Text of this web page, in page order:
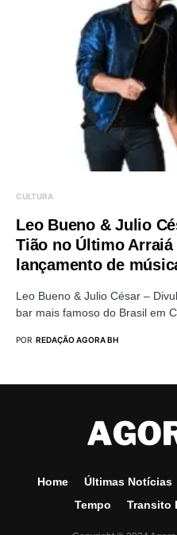
CULTURA
Leo Bueno & Julio
Tião no Último Arraiá
lançamento de
Leo Bueno & Julio César –
bar mais famoso do Brasil em
POR REDAÇÃO AGORA BH
Home Últimas Notícias
Tempo
Transito